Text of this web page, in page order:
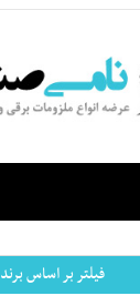
فیلتر بر اساس برند